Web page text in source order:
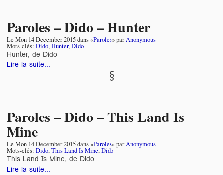
Paroles – Dido – Hunter
Le Mon 14 December 2015dans «Paroles» parAnonymous
Mots-clés: Dido,Hunter,Dido
Hunter, de Dido
Lire la suite...
Paroles – Dido – This Land Is
Mine
Le Mon 14 December 2015dans «Paroles» parAnonymous
Mots-clés: Dido,This Land Is Mine,Dido
This Land Is Mine, de Dido
Lire la suite...